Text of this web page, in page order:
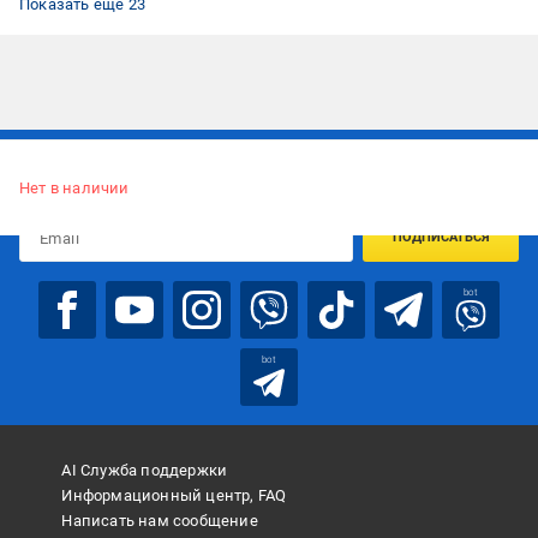
Показать ещё 23
Нет в наличии
ПОДПИСАТЬСЯ
bot
bot
AI Служба поддержки
Информационный центр, FAQ
Написать нам сообщение